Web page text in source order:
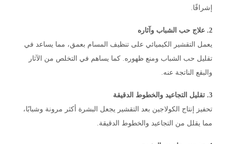
إشراقًا.
2. علاج حب الشباب وآثاره
يعمل التقشير الكيميائي على تنظيف المسام بعمق، مما يساعد في
تقليل حب الشباب ومنع ظهوره. كما يساهم في التخلص من الآثار
والبقع الناتجة عنه.
3. تقليل التجاعيد والخطوط الدقيقة
تحفيز إنتاج الكولاجين بعد التقشير يجعل البشرة أكثر مرونة وشبابًا،
مما يقلل من التجاعيد والخطوط الدقيقة.